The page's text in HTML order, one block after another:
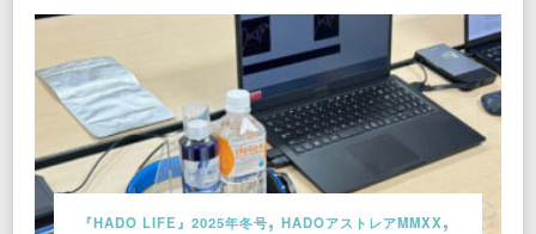
『HADO LIFE』2025年冬号
HADOアストレアMMXX